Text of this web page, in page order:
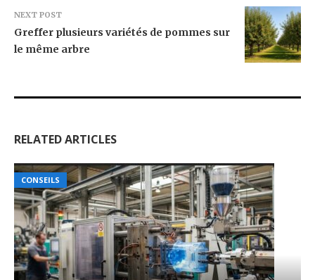
NEXT POST
Greffer plusieurs variétés de pommes sur
le même arbre
RELATED ARTICLES
CONSEILS